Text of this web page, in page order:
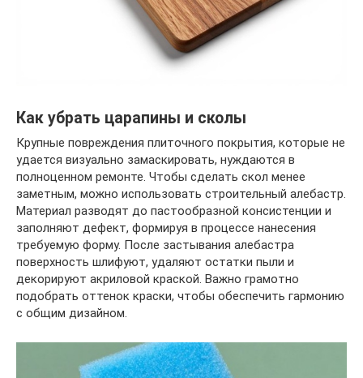
Как убрать царапины и сколы
Крупные повреждения плиточного покрытия, которые не
удается визуально замаскировать, нуждаются в
полноценном ремонте. Чтобы сделать скол менее
заметным, можно использовать строительный алебастр.
Материал разводят до пастообразной консистенции и
заполняют дефект, формируя в процессе нанесения
требуемую форму. После застывания алебастра
поверхность шлифуют, удаляют остатки пыли и
декорируют акриловой краской. Важно грамотно
подобрать оттенок краски, чтобы обеспечить гармонию
с общим дизайном.